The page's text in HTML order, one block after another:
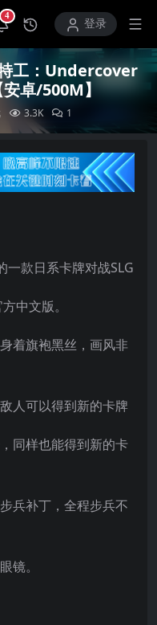
4
打开通知中心登录
工：Undercover
卓/500M】
3.3K 1
款日系卡牌对战SLG
中文版。
着旗袍黑丝，画风非
人可以得到新的卡牌
同样也能得到新的卡
兵补丁，全程步兵不
镜。